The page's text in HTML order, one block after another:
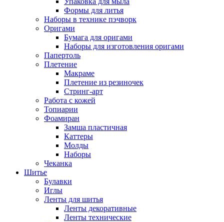
Формы для литья
Наборы в технике пэчворк
Оригами
Бумага для оригами
Наборы для изготовления оригами
Папертоль
Плетение
Макраме
Плетение из резиночек
Стринг-арт
Работа с кожей
Топиарии
Фоамиран
Замша пластичная
Каттеры
Молды
Наборы
Чеканка
Шитье
Булавки
Иглы
Ленты для шитья
Ленты декоративные
Ленты технические